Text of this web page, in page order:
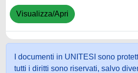
Visualizza/Apri
I documenti in UNITESI sono
tutti i diritti sono riservati, salvo